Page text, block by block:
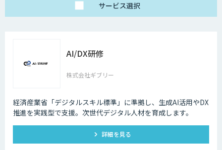
サービス選択
AI/DX研修
株式会社ギブリー
経済産業省「デジタルスキル標準」に準拠し、生成AI活用やDX
推進を実践型で支援。次世代デジタル人材を育成します。
詳細を見る